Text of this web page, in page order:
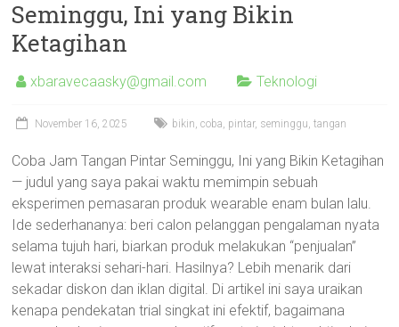
Seminggu, Ini yang Bikin
Ketagihan
xbaravecaasky@gmail.com Teknologi
November 16, 2025 bikin,coba, pintar, seminggu,tangan
Coba Jam Tangan Pintar Seminggu, Ini yang Bikin Ketagihan
— judul yang saya pakai waktu memimpin sebuah
eksperimen pemasaran produk wearable enam bulan lalu.
Ide sederhananya: beri calon pelanggan pengalaman nyata
selama tujuh hari, biarkan produk melakukan “penjualan”
lewat interaksi sehari-hari. Hasilnya? Lebih menarik dari
sekadar diskon dan iklan digital. Di artikel ini saya uraikan
kenapa pendekatan trial singkat ini efektif, bagaimana